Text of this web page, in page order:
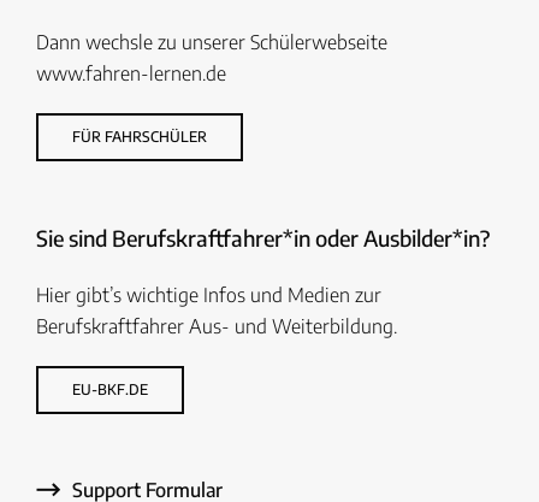
Dann wechsle zu unserer Schülerwebseite
www.fahren-lernen.de
FÜR FAHRSCHÜLER
Sie sind Berufskraftfahrer*in oder Ausbilder*in?
Hier gibt’s wichtige Infos und Medien zur
Berufskraftfahrer Aus- und Weiterbildung.
EU-BKF.DE
Support Formular